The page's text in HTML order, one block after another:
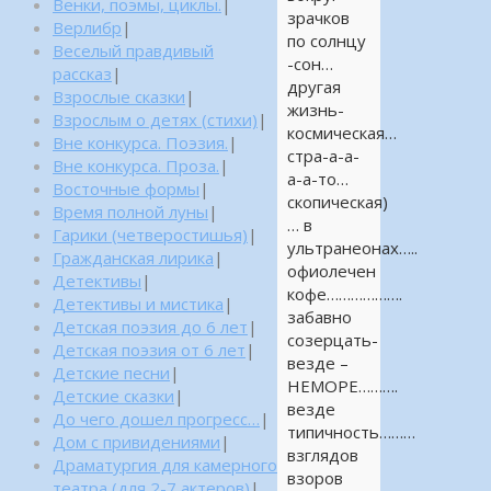
зрачков
по солнцу
-сон…
другая
жизнь-
космическая…
стра-а-а-
а-а-то…
скопическая)
… в
ультранеонах…..
офиолечен
кофе……………….
забавно
созерцать-
везде –
НЕМОРЕ……….
везде
типичность………
взглядов
взоров
Венки, поэмы, циклы.
Верлибр |
Веселый правдивый
рассказ |
Взрослые сказки |
Взрослым о детях (стихи) |
Вне конкурса. Поэзия. |
Вне конкурса. Проза. |
Восточные формы |
Время полной луны |
Гарики (четверостишья) |
Гражданская лирика |
Детективы |
Детективы и мистика |
Детская поэзия до 6 лет |
Детская поэзия от 6 лет |
Детские песни |
Детские сказки |
До чего дошел прогресс… |
Дом с привидениями |
Драматургия для камерного